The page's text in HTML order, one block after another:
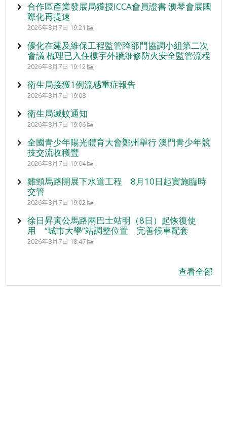
合作區產業發展局獲授ICCA會員證書 澳琴會展國
際化再提速
2026年8月7日 19:21
優化在建及維保工程監管跨部門協調小組第二次
會議 梳理已入住樓宇外牆維修防火安全監管流程
2026年8月7日 19:12
衛生局接獲1例流感重症報告
2026年8月7日 19:08
衛生局滅蚊通知
2026年8月7日 19:06
全國青少年陽光體育大會鄭州舉行 澳門青少年競
技交流收穫豐
2026年8月7日 19:04
雞頸馬路開展下水道工程 8月10日起實施臨時
交管
2026年8月7日 19:02
徐日昇寅公馬路兩巴士站明（8日）起恢復使
用 “城市大學”站調整位置 完善候車配套
2026年8月7日 18:47
查看全部